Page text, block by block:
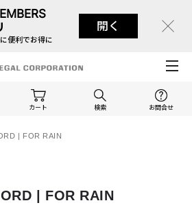
便利でお得に
開く
カート 検索 お問合せ
| FOR RAIN
| FOR RAIN